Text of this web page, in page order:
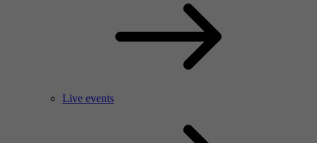
Live events